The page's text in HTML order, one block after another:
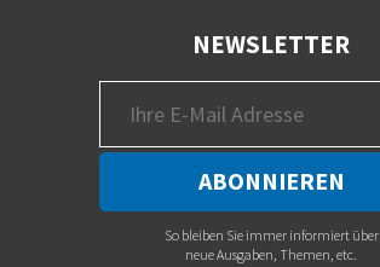
NEWSLETTER
So bleiben Sie immer informiert über
neue Ausgaben, Themen, etc.